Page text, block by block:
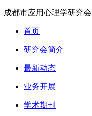
成都市应用心理学研究会
首页
研究会简介
最新动态
业务开展
学术期刊